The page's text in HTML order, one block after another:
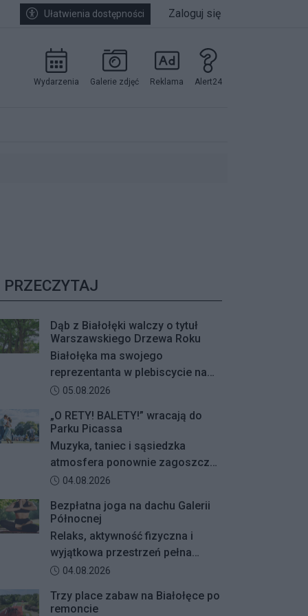
Ułatwienia dostępności Zaloguj się
Wydarzenia Galerie zdjęć Reklama Alert24
PRZECZYTAJ
Dąb z Białołęki walczy o tytuł
Warszawskiego Drzewa Roku
Białołęka ma swojego
reprezentanta w plebiscycie na
Warszawskie Drzewo Roku. Do
zakwalifikował się okazały dąb
Konturowej. Teraz o zwycięstwie
zadecydują głosy mieszkańców.
Data dodania artykułu:
05.08.2026
„O RETY! BALETY!” wracają do
Parku Picassa
Muzyka, taniec i sąsiedzka
atmosfera ponownie zagoszczą
w Parku Picassa. Już 7 sierpnia
plenerowych potańcówek „O
RETY! BALETY!
Data dodania artykułu:
04.08.2026
Bezpłatna joga na dachu Galerii
Północnej
Relaks, aktywność fizyczna i
wyjątkowa przestrzeń pełna
zieleni – Galeria Północna wraz z
zapraszają mieszkańców na
Data dodania artykułu:
04.08.2026
Trzy place zabaw na Białołęce po
remoncie